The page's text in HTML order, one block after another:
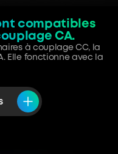
compatibles
CA.
à couplage CC, la
Elle fonctionne avec la